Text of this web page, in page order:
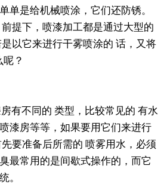
单是给机械喷涂，它们还防锈。
提下，喷漆加工都是通过大型的
以它来进行干雾喷涂的 话，又将
？
有不同的 类型，比较常见的 有水
漆房等等，如果要用它们来进行
要准备后所需的 喷雾用水，必须
最常用的是间歇式操作的，而它
。